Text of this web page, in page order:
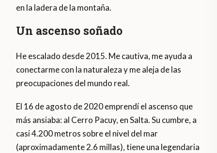
en la ladera de la montaña.
Un ascenso soñado
He escalado desde 2015. Me cautiva, me ayuda a
conectarme con la naturaleza y me aleja de las
preocupaciones del mundo real.
El 16 de agosto de 2020 emprendí el ascenso que
más ansiaba: al Cerro Pacuy, en Salta. Su cumbre, a
casi 4.200 metros sobre el nivel del mar
(aproximadamente 2.6 millas), tiene una legendaria